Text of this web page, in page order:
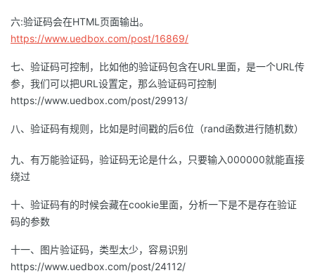
证
实
的
藏
持
建
六:验证码会在HTML页面输出。
https://www.uedbox.com/post/16869/
七、验证码可控制，比如他的验证码包含在URL里面，是一个URL传
参，我们可以把URL设置定，那么验证码可控制
https://www.uedbox.com/post/29913/
八、验证码有规则，比如是时间戳的后6位（rand函数进行随机数）
九、有万能验证码，验证码无论是什么，只要输入000000就能直接
绕过
十、验证码有的时候会藏在cookie里面，分析一下是不是存在验证
码的参数
十一、图片验证码，类型太少，容易识别
https://www.uedbox.com/post/24112/